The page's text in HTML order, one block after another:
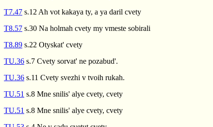
T7.47 s.12 Ah vot kakaya ty, a ya daril cvety
T8.57 s.30 Na holmah cvety my vmeste sobirali
T8.89 s.22 Otyskat' cvety
TU.36 s.7 Cvety sorvat' ne pozabud'.
TU.36 s.11 Cvety svezhi v tvoih rukah.
TU.51 s.8 Mne snilis' alye cvety, cvety
TU.51 s.8 Mne snilis' alye cvety, cvety